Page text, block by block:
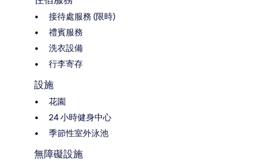
接待處服務 (限時)
禮賓服務
洗衣設備
行李寄存
設施
花園
24 小時健身中心
季節性室外泳池
無障礙設施